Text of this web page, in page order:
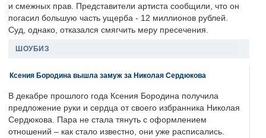
и смежных прав. Представители артиста сообщили, что он
погасил большую часть ущерба - 12 миллионов рублей.
Суд, однако, отказался смягчить меру пресечения.
ШОУБИЗ
Ксения Бородина вышла замуж за Николая Сердюкова
В декабре прошлого года Ксения Бородина получила
предложение руки и сердца от своего избранника Николая
Сердюкова. Пара не стала тянуть с оформлением
отношений – как стало известно, они уже расписались.